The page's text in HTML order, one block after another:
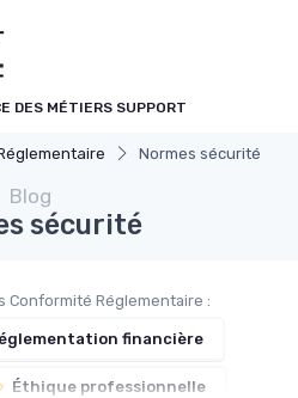
DES MÉTIERS SUPPORT
Normes sécurité
Blog
sécurité
Conformité Réglementaire :
financière
Éthique professionnelle